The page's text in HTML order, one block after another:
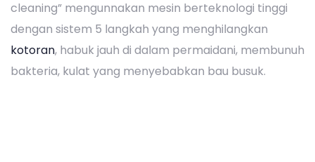
cleaning” mengunnakan mesin berteknologi tinggi
dengan sistem 5 langkah yang menghilangkan
kotoran, habuk jauh di dalam permaidani, membunuh
bakteria, kulat yang menyebabkan bau busuk.